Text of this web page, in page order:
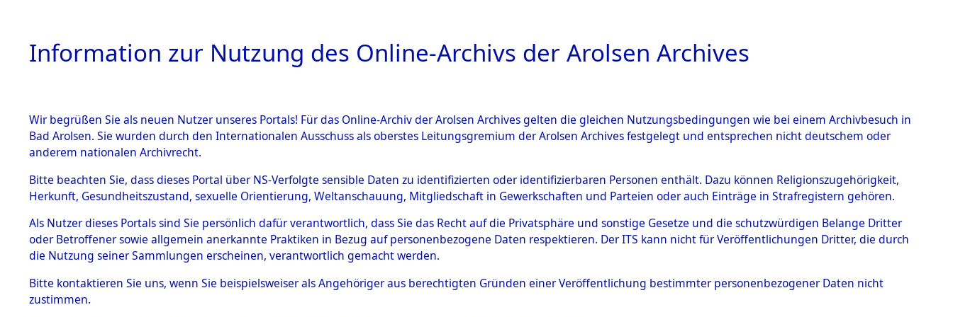
HOME BESTANDSBESCHREIBUNG ARCHIVALE ÜBERSICHT BILD
BESTÄNDE
Inhaftierungsdoku
mente
5. Verschiedenes
Todesmärsche
5.3.1 Alliierte
Ermittlungen zu den Orten Schandelah - Steinrain.→0004
(84605701)→0112 (84605813)
0112 (84605813)
Information zur Nutzung des Online-Archivs der Arolsen Archives
Wir begrüßen Sie als neuen Nutzer unseres Portals! Für das Online-Archiv der Arolsen Archives gelten die gleichen Nutzungsbedingungen wie bei einem Archivbesuch in
Bad Arolsen. Sie wurden durch den Internationalen Ausschuss als oberstes Leitungsgremium der Arolsen Archives festgelegt und entsprechen nicht deutschem oder
anderem nationalen Archivrecht.
Bitte beachten Sie, dass dieses Portal über NS-Verfolgte sensible Daten zu identifizierten oder identifizierbaren Personen enthält. Dazu können Religionszugehörigkeit,
Herkunft, Gesundheitszustand, sexuelle Orientierung, Weltanschauung, Mitgliedschaft in Gewerkschaften und Parteien oder auch Einträge in Strafregistern gehören.
Als Nutzer dieses Portals sind Sie persönlich dafür verantwortlich, dass Sie das Recht auf die Privatsphäre und sonstige Gesetze und die schutzwürdigen Belange Dritter
oder Betroffener sowie allgemein anerkannte Praktiken in Bezug auf personenbezogene Daten respektieren. Der ITS kann nicht für Veröffentlichungen Dritter, die durch
die Nutzung seiner Sammlungen erscheinen, verantwortlich gemacht werden.
Bitte kontaktieren Sie uns, wenn Sie beispielsweiser als Angehöriger aus berechtigten Gründen einer Veröffentlichung bestimmter personenbezogener Daten nicht
zustimmen.